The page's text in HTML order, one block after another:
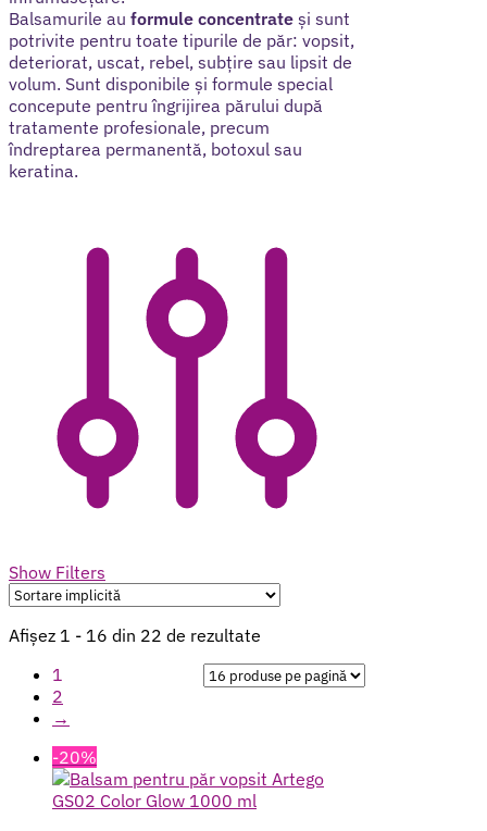
Balsamurile au formule concentrate și sunt
potrivite pentru toate tipurile de păr: vopsit,
deteriorat, uscat, rebel, subțire sau lipsit de
volum. Sunt disponibile și formule special
concepute pentru îngrijirea părului după
tratamente profesionale, precum
îndreptarea permanentă, botoxul sau
keratina.
Show Filters
Afișez 1 - 16 din 22 de rezultate
1
2
→
-20%